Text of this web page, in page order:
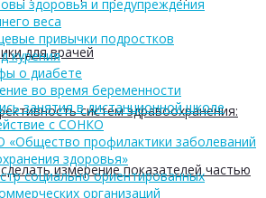
для врачей
систем здравоохранения:
измерение показателей частью
здоровья и предупреждения
веса
привычки подростков
курения
о диабете
во время беременности
занятия в дистанционной школе
с СОНКО
«Общество профилактики заболеваний
здоровья»
социально ориентированных
организаций